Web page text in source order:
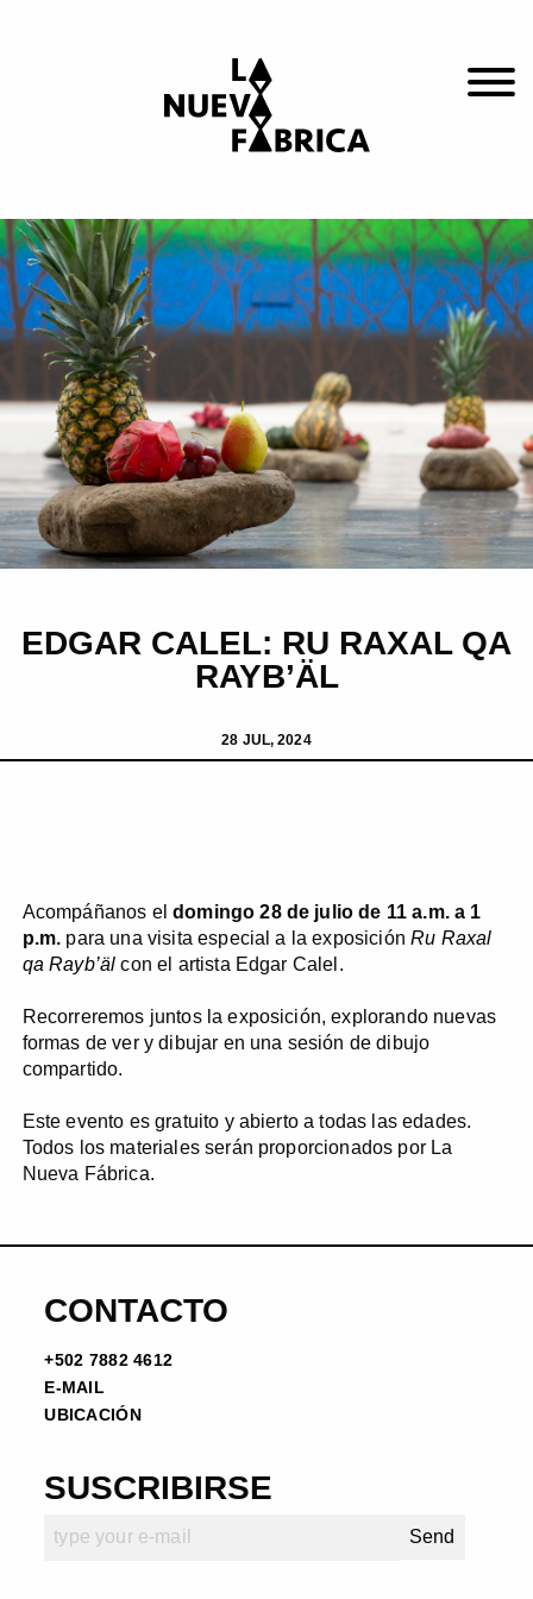
EDGAR CALEL: RU RAXAL QA
RAYB’ÄL
28 JUL, 2024
Acompáñanos eldomingo 28 de julio de 11 a.m. a 1
p.m. para una visita especial a la exposiciónRu Raxal
qa Rayb’äl con el artista Edgar Calel.
Recorreremos juntos la exposición, explorando nuevas
formas de ver y dibujar en una sesión de dibujo
compartido.
Este evento es gratuito y abierto a todas las edades.
Todos los materiales serán proporcionados por La
Nueva Fábrica.
CONTACTO
+502 7882 4612
E-MAIL
UBICACIÓN
SUSCRIBIRSE